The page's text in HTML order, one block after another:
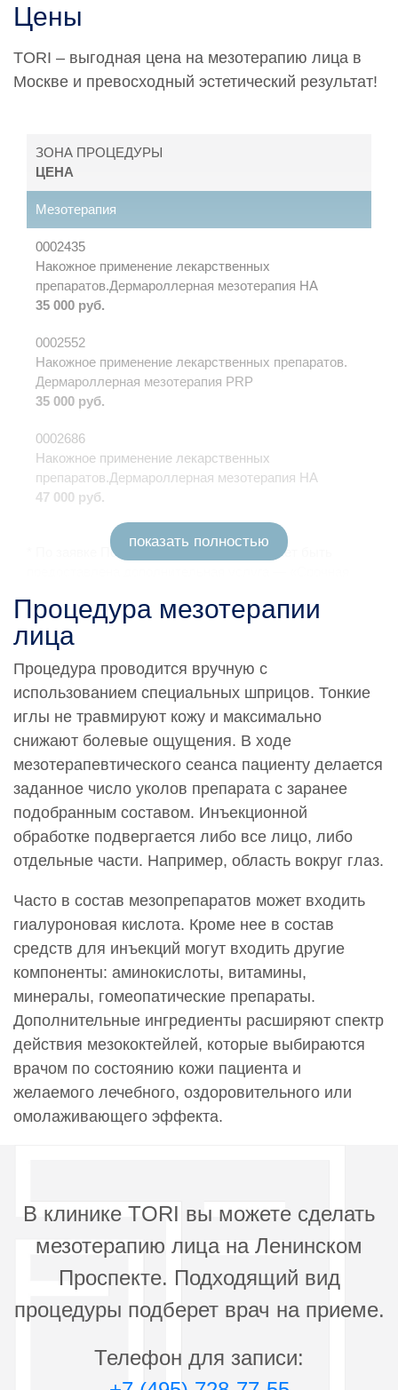
Цены
TORI – выгодная цена на мезотерапию лица в
Москве и превосходный эстетический результат!
показать полностью
ЗОНА ПРОЦЕДУРЫ
ЦЕНА
Мезотерапия
0002435
Накожное применение лекарственных
препаратов.Дермароллерная мезотерапия НА
35 000 руб.
0002552
Накожное применение лекарственных препаратов.
Дермароллерная мезотерапия PRP
35 000 руб.
0002686
Накожное применение лекарственных
препаратов.Дермароллерная мезотерапия НА
47 000 руб.
* По заявке Потребителя (Заказчика) может быть
Срочная услуга в ближайшее воемя, согласованное с
врачом-специалистом время, оплачивается с учетом
коэффициента, равного 2,5 к установленной стоимости
соответствующей услуги.
Обращаем Ваше внимание на то, что вся
представленная на сайте информация не является
публичной офертой, определяемой положениями
статьи 437 Гражданского кодекса РФ. Сведения о
ценах на услуги Клиники, а также изображения услуг на
фотографиях, представленных на сайте, носят
исключительно информационный характер. Для
получения более полной информации о стоимости
услуг Вы можете обратиться к администратору
проезд, дом 1 или по телефону:+7-495-728-77-55
Процедура мезотерапии
лица
Процедура проводится вручную с
использованием специальных шприцов. Тонкие
иглы не травмируют кожу и максимально
снижают болевые ощущения. В ходе
мезотерапевтического сеанса пациенту делается
заданное число уколов препарата с заранее
подобранным составом. Инъекционной
обработке подвергается либо все лицо, либо
отдельные части. Например, область вокруг глаз.
Часто в состав мезопрепаратов может входить
гиалуроновая кислота. Кроме нее в состав
средств для инъекций могут входить другие
компоненты: аминокислоты, витамины,
минералы, гомеопатические препараты.
Дополнительные ингредиенты расширяют спектр
действия мезококтейлей, которые выбираются
врачом по состоянию кожи пациента и
желаемого лечебного, оздоровительного или
омолаживающего эффекта.
В клинике TORI вы можете сделать
мезотерапию лица на Ленинском
Проспекте. Подходящий вид
процедуры подберет врач на приеме.
Телефон для записи: